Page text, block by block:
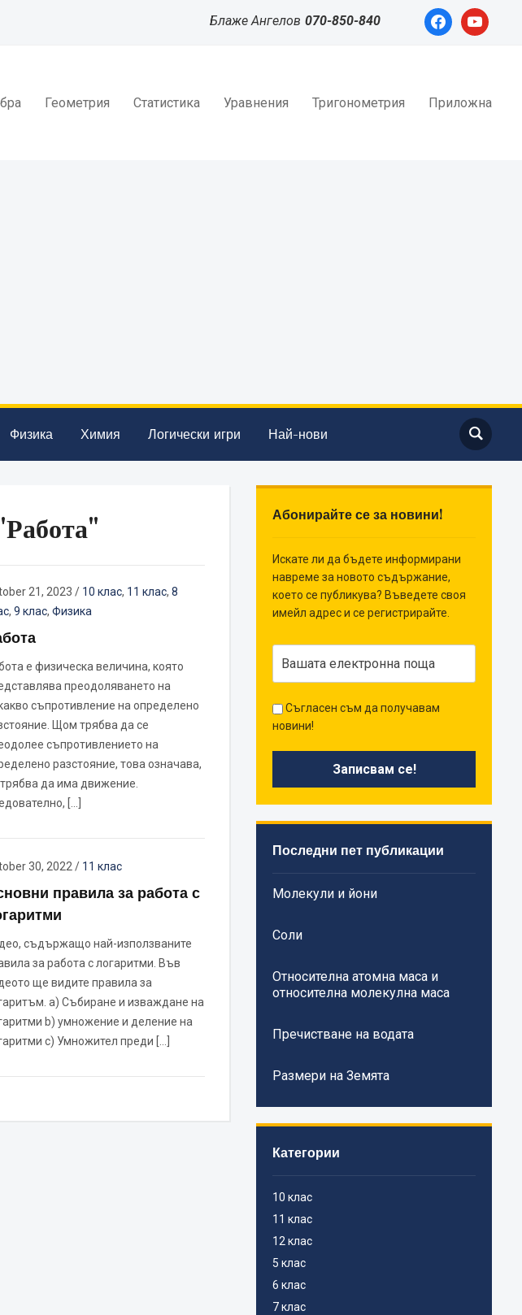
facebookyoutube
Блаже Ангелов 070-850-840
Геометрия Статистика Уравнения Тригонометрия Приложна
Физика Химия Логически игри Най-нови
21, 2023 / 10 клас, 11 клас, 8
, 9 клас, Физика
е физическа величина, която
преодоляването на
съпротивление на определено
Щом трябва да се
съпротивлението на
разстояние, това означава,
да има движение.
[…]
30, 2022 / 11 клас
правила за работа с
съдържащо най-използваните
за работа с логаритми. Във
ще видите правила за
a) Събиране и изваждане на
b) умножение и деление на
c) Умножител преди […]
Абонирайте се за новини!
Искате ли да бъдете информирани
навреме за новото съдържание,
което се публикува? Въведете своя
имейл адрес и се регистрирайте.
Съгласен съм да получавам
новини!
Последни пет публикации
Молекули и йони
Соли
Относителна атомна маса и
относителна молекулна маса
Пречистване на водата
Размери на Земята
Категории
10 клас
11 клас
12 клас
5 клас
6 клас
7 клас